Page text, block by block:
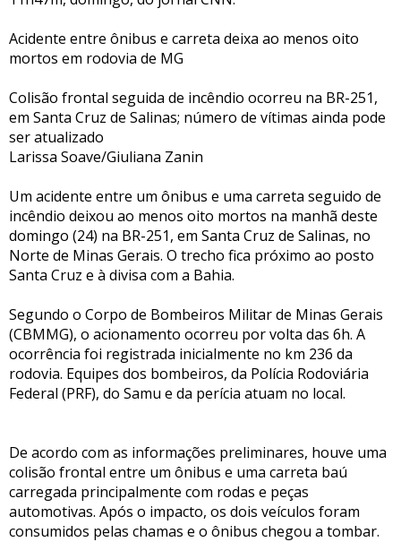
Acidente entre ônibus e carreta deixa ao menos oito
mortos em rodovia de MG
Colisão frontal seguida de incêndio ocorreu na BR-251,
em Santa Cruz de Salinas; número de vítimas ainda pode
ser atualizado
Larissa Soave/Giuliana Zanin
Um acidente entre um ônibus e uma carreta seguido de
incêndio deixou ao menos oito mortos na manhã deste
domingo (24) na BR-251, em Santa Cruz de Salinas, no
Norte de Minas Gerais. O trecho fica próximo ao posto
Santa Cruz e à divisa com a Bahia.
Segundo o Corpo de Bombeiros Militar de Minas Gerais
(CBMMG), o acionamento ocorreu por volta das 6h. A
ocorrência foi registrada inicialmente no km 236 da
rodovia. Equipes dos bombeiros, da Polícia Rodoviária
Federal (PRF), do Samu e da perícia atuam no local.
De acordo com as informações preliminares, houve uma
colisão frontal entre um ônibus e uma carreta baú
carregada principalmente com rodas e peças
automotivas. Após o impacto, os dois veículos foram
consumidos pelas chamas e o ônibus chegou a tombar.